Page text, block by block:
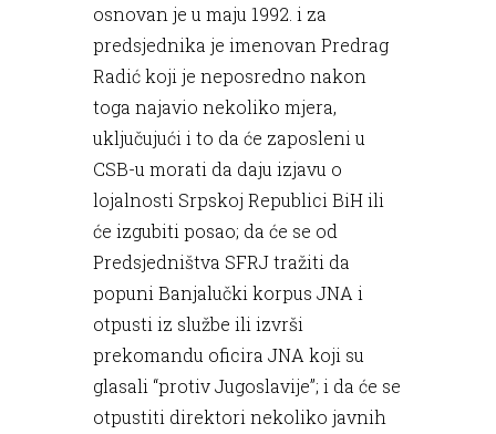
osnovan je u maju 1992. i za
predsjednika je imenovan Predrag
Radić koji je neposredno nakon
toga najavio nekoliko mjera,
uključujući i to da će zaposleni u
CSB-u morati da daju izjavu o
lojalnosti Srpskoj Republici BiH ili
će izgubiti posao; da će se od
Predsjedništva SFRJ tražiti da
popuni Banjalučki korpus JNA i
otpusti iz službe ili izvrši
prekomandu oficira JNA koji su
glasali “protiv Jugoslavije”; i da će se
otpustiti direktori nekoliko javnih